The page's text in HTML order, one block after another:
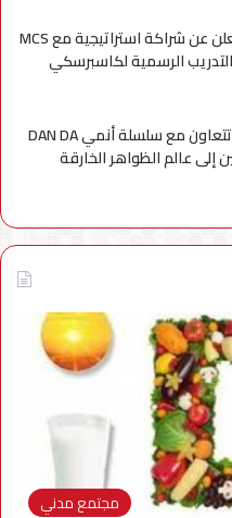
شركة RAKICT تعلن عن شراكة استراتيجية مع MCS
الرسمية لكاسبرسكي
Honor of Kings تتعاون مع سلسلة أنمي DAN DA
مجتمع مدني